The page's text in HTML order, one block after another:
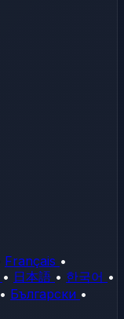
Français •
• 日本語 • 한국어 •
• Български •